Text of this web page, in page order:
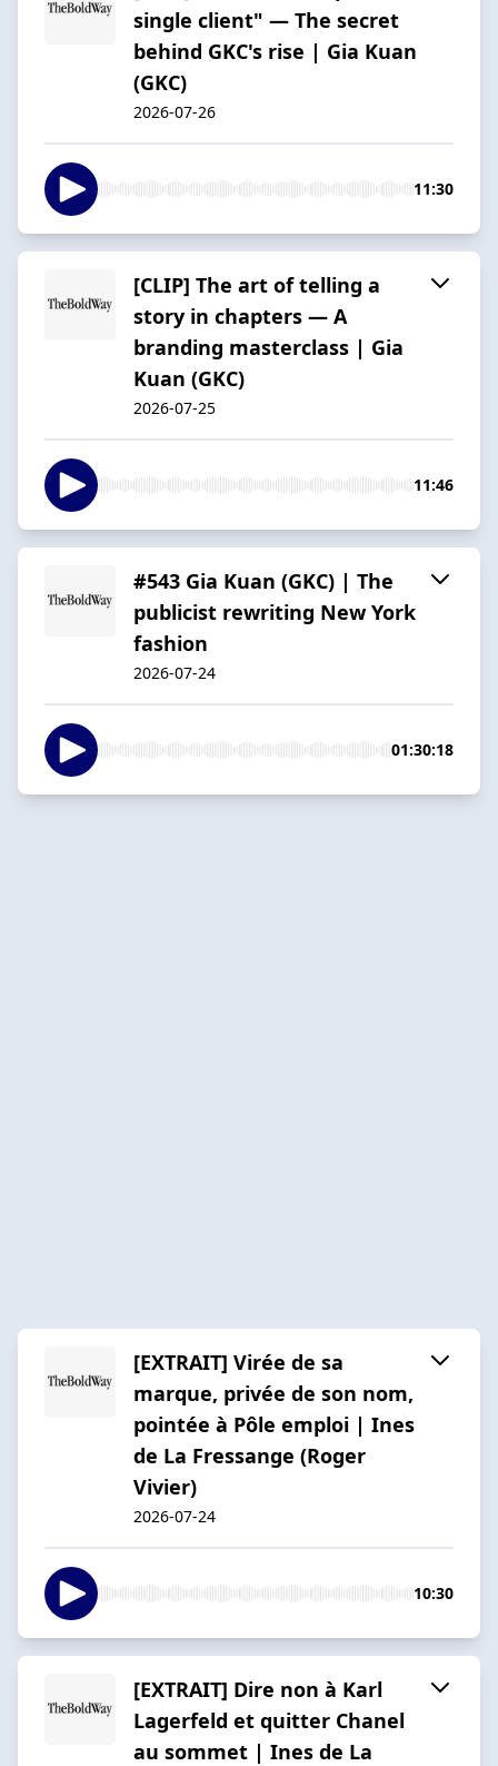
single client" — The secret
behind GKC's rise | Gia Kuan
(GKC)
2026-07-26
11:30
[CLIP] The art of telling a
story in chapters — A
branding masterclass | Gia
Kuan (GKC)
2026-07-25
11:46
#543 Gia Kuan (GKC) | The
publicist rewriting New York
fashion
2026-07-24
01:30:18
[EXTRAIT] Virée de sa
marque, privée de son nom,
pointée à Pôle emploi | Ines
de La Fressange (Roger
Vivier)
2026-07-24
10:30
[EXTRAIT] Dire non à Karl
Lagerfeld et quitter Chanel
au sommet | Ines de La